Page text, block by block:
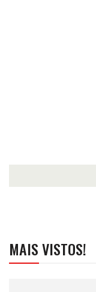
MAIS VISTOS!